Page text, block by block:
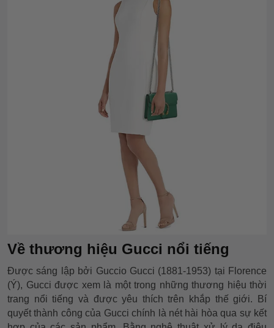
Về thương hiệu Gucci nổi tiếng
Được sáng lập bởi Guccio Gucci (1881-1953) tại Florence
(Ý), Gucci được xem là một trong những thương hiệu thời
trang nổi tiếng và được yêu thích trên khắp thế giới. Bí
quyết thành công của Gucci chính là nét hài hòa qua sự kết